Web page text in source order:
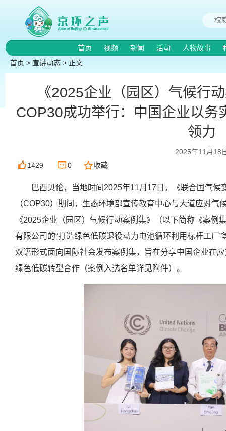
首页 视频 新闻 活动 人物故事
首页 > 宣讲动态 > 正文
《2025企业（园区）气候行
COP30成功举行：中国企业以务
领力
2025年11月18
1429
0 收藏
巴西贝伦，当地时间2025年11月17日，《联合国气候
（COP30）期间，生态环境部宣传教育中心与大道应对
《2025企业（园区）气候行动案例集》（以下简称《案
有限公司的“打造绿色低碳退役动力电池循环利用标杆工厂
双语形式面向国际社会发布案例集，旨在分享中国企业在
绿色低碳转型合作（案例入选名单详见附件）。